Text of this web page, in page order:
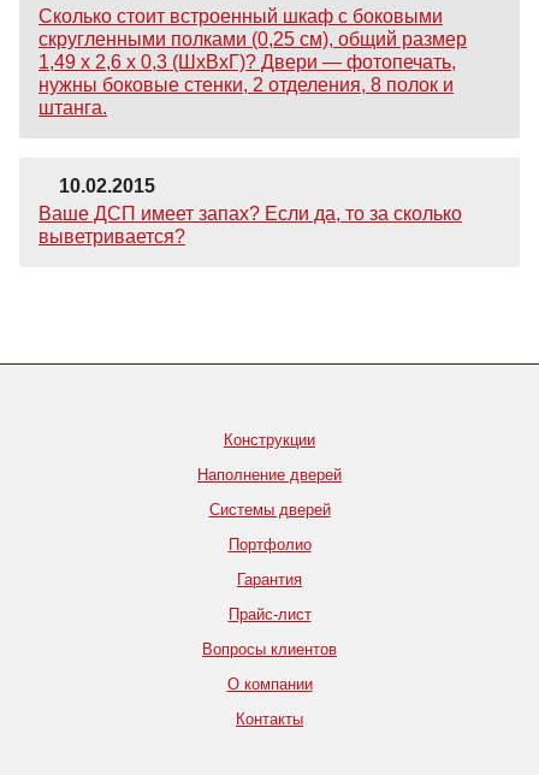
Сколько стоит встроенный шкаф с боковыми
скругленными полками (0,25 см), общий размер
1,49 х 2,6 х 0,3 (ШхВхГ)? Двери — фотопечать,
нужны боковые стенки, 2 отделения, 8 полок и
штанга.
10.02.2015
Ваше ДСП имеет запах? Если да, то за сколько
выветривается?
Конструкции
Наполнение дверей
Системы дверей
Портфолио
Гарантия
Прайс-лист
Вопросы клиентов
О компании
Контакты